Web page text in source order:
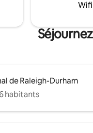
est
ou sur la
ADORER la
détendre
Wifi
de Raleigh-Durham
habitants